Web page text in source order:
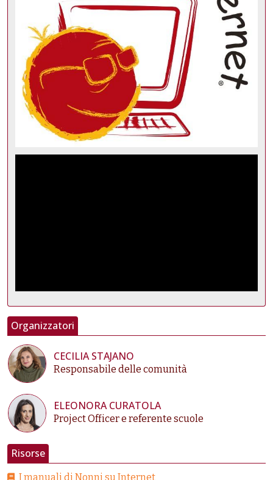
Organizzatori
CECILIA STAJANO
Responsabile delle comunità
ELEONORA CURATOLA
Project Officer e referente scuole
Risorse
I manuali di Nonni su Internet